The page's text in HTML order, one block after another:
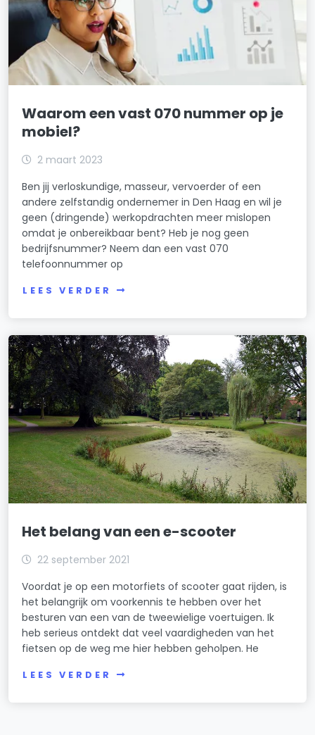
Waarom een vast 070 nummer op je
mobiel?
2 maart 2023
Ben jij verloskundige, masseur, vervoerder of een
andere zelfstandig ondernemer in Den Haag en wil je
geen (dringende) werkopdrachten meer mislopen
omdat je onbereikbaar bent? Heb je nog geen
bedrijfsnummer? Neem dan een vast 070
telefoonnummer op
LEES VERDER
Het belang van een e-scooter
22 september 2021
Voordat je op een motorfiets of scooter gaat rijden, is
het belangrijk om voorkennis te hebben over het
besturen van een van de tweewielige voertuigen. Ik
heb serieus ontdekt dat veel vaardigheden van het
fietsen op de weg me hier hebben geholpen. He
LEES VERDER